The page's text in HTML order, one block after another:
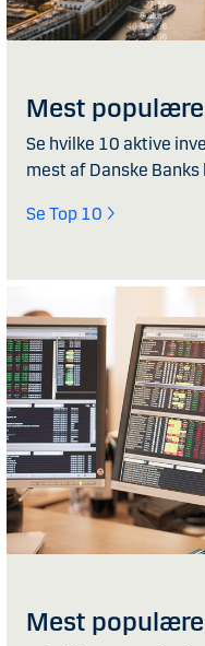
Mest
Se hvilke 10 aktive
mest af Danske Banks
Se Top 10
Mest